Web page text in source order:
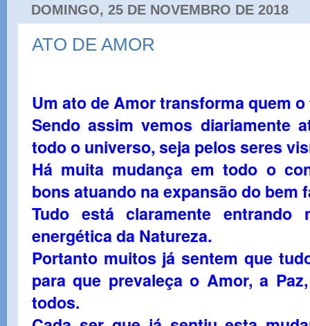
DOMINGO, 25 DE NOVEMBRO DE 2018
ATO DE AMOR
Um ato de Amor transforma quem
Sendo assim vemos diariamente
todo o universo, seja pelos seres
Há muita mudança em todo o
bons atuando na expansão do bem
Tudo está claramente entrando
energética da Natureza.
Portanto muitos já sentem que
para que prevaleça o Amor, a
todos.